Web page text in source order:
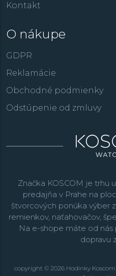
Kontakt
O nákupe
GDPR
Reklamácie
Obchodné podmienky
Odstúpenie od zmluvy
Značka KOSCOM je trhu
predajňa v Prahe na
štvorcových ponúka výber
remienkov, naťahovačov,
Na e-shope máte od
dopravu
copyright © 2026 Hodinky